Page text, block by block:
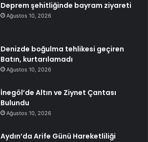
Deprem şehitliğinde bayram ziyareti
Ağustos 10, 2026
Denizde boğulma tehlikesi geçiren
Batın, kurtarılamadı
Ağustos 10, 2026
İnegöl’de Altın ve Ziynet Çantası
Bulundu
Ağustos 10, 2026
Aydın’da Arife Günü Hareketliliği